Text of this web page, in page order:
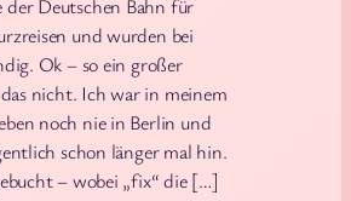
i
r
a
u
h
der Deutschen Bahn für
und wurden bei
Ok – so ein großer
nicht. Ich war in meinem
noch nie in Berlin und
schon länger mal hin.
– wobei „fix“ die […]